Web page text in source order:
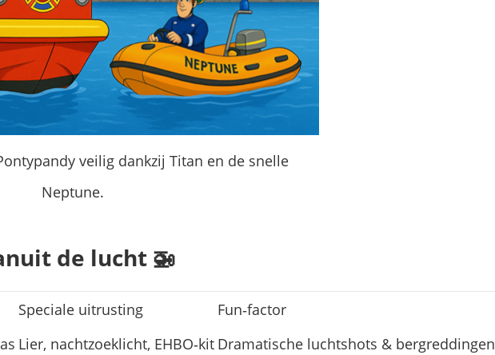
veilig dankzij Titan en de snelle
Neptune.
de lucht 🚁
Speciale uitrusting
Fun‑factor
Lier, nachtzoeklicht, EHBO‑kit Dramatische luchtshots & bergreddingen